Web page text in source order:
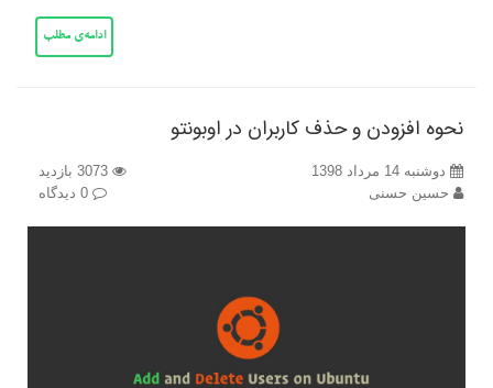
ادامه‌ی مطلب
نحوه افزودن و حذف کاربران در اوبونتو
دوشنبه 14 مرداد 1398
حسین حسنی